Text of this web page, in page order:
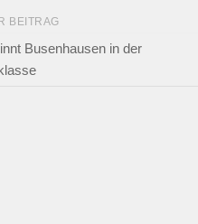
BEITRAG
Busenhausen in der